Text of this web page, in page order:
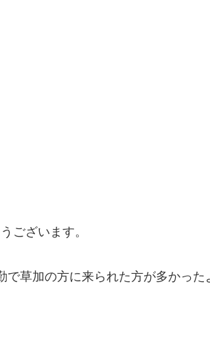
ございます。
草加の方に来られた方が多かった